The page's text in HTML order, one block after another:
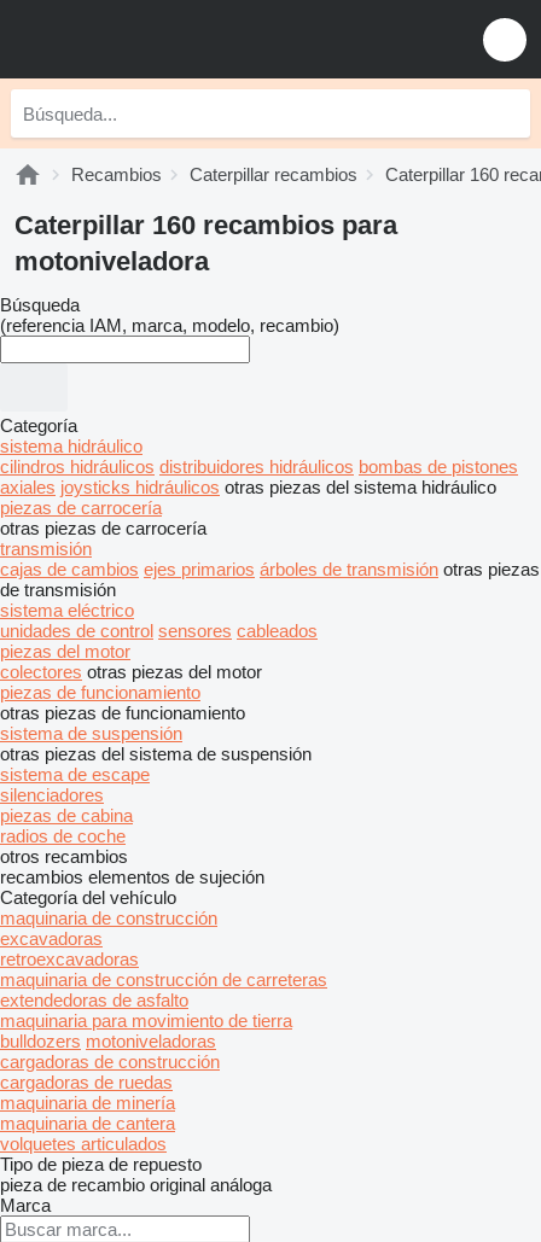
Recambios Caterpillar recambios Caterpillar 160
Caterpillar 160 recambios para
motoniveladora
Búsqueda
(referencia IAM, marca, modelo, recambio)
Categoría
sistema hidráulico
cilindros hidráulicos distribuidores hidráulicos bombas de pistones
axiales joysticks hidráulicos otras piezas del sistema hidráulico
piezas de carrocería
otras piezas de carrocería
transmisión
cajas de cambios ejes primarios árboles de transmisión otras piezas
de transmisión
sistema eléctrico
unidades de control sensores cableados
piezas del motor
colectores otras piezas del motor
piezas de funcionamiento
otras piezas de funcionamiento
sistema de suspensión
otras piezas del sistema de suspensión
sistema de escape
silenciadores
piezas de cabina
radios de coche
otros recambios
recambios elementos de sujeción
Categoría del vehículo
maquinaria de construcción
excavadoras
retroexcavadoras
maquinaria de construcción de carreteras
extendedoras de asfalto
maquinaria para movimiento de tierra
bulldozers motoniveladoras
cargadoras de construcción
cargadoras de ruedas
maquinaria de minería
maquinaria de cantera
volquetes articulados
Tipo de pieza de repuesto
pieza de recambio original análoga
Marca